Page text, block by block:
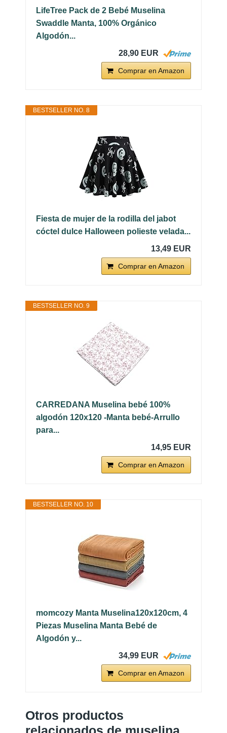
LifeTree Pack de 2 Bebé Muselina
Swaddle Manta, 100% Orgánico
Algodón...
28,90 EUR
Comprar en Amazon
BESTSELLER NO. 8
Fiesta de mujer de la rodilla del jabot
cóctel dulce Halloween polieste velada...
13,49 EUR
Comprar en Amazon
BESTSELLER NO. 9
CARREDANA Muselina bebé 100%
algodón 120x120 -Manta bebé-Arrullo
para...
14,95 EUR
Comprar en Amazon
BESTSELLER NO. 10
momcozy Manta Muselina120x120cm, 4
Piezas Muselina Manta Bebé de
Algodón y...
34,99 EUR
Comprar en Amazon
Otros productos